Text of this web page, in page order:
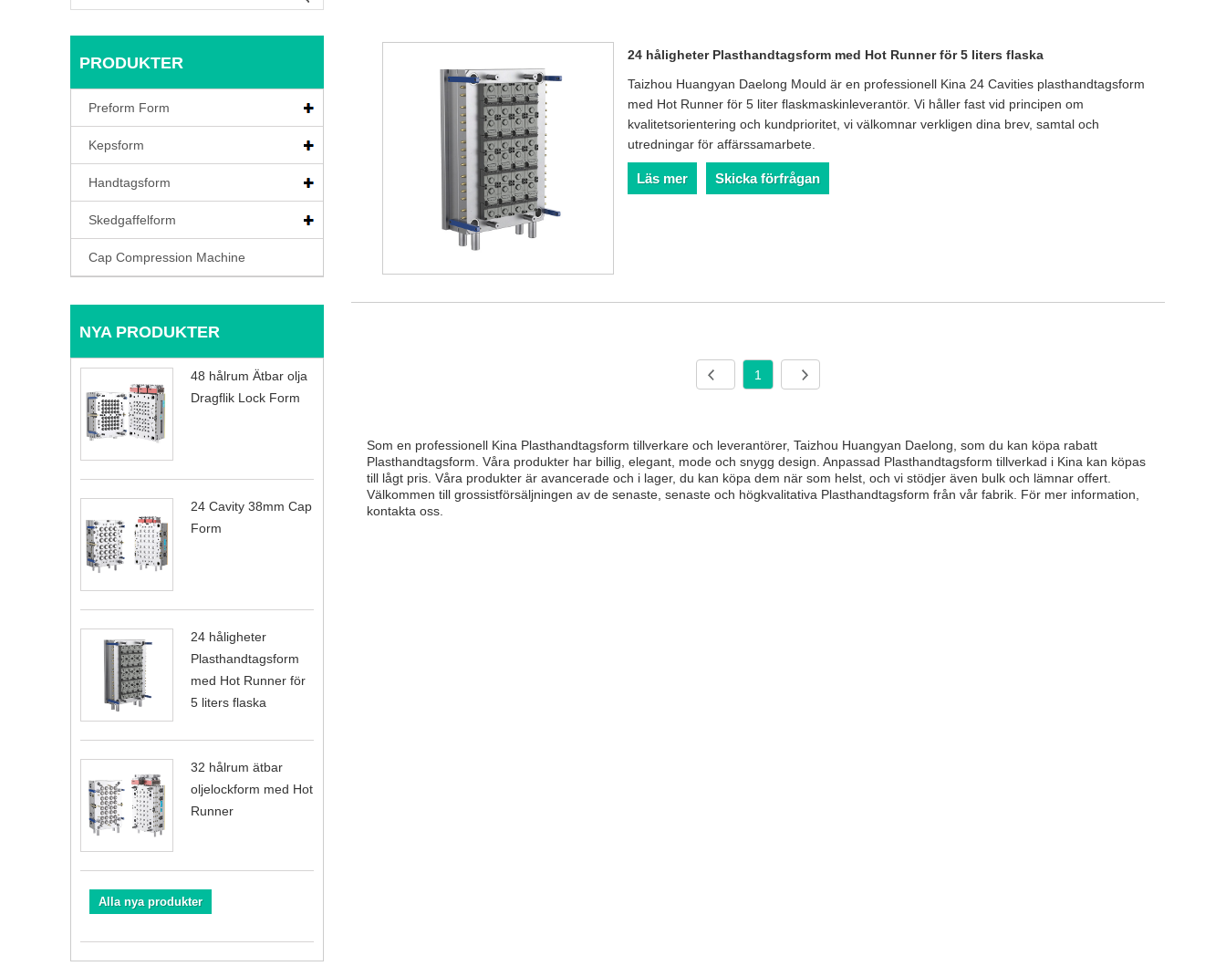
PRODUKTER
Preform Form
Kepsform
Handtagsform
Skedgaffelform
Cap Compression Machine
NYA PRODUKTER
48 hålrum Ätbar olja
Dragflik Lock Form
24 Cavity 38mm Cap
Form
24 håligheter
Plasthandtagsform
med Hot Runner för
5 liters flaska
32 hålrum ätbar
oljelockform med Hot
Runner
Alla nya produkter
24 håligheter Plasthandtagsform med Hot Runner för 5 liters flaska
Taizhou Huangyan Daelong Mould är en professionell Kina 24 Cavities plasthandtagsform
med Hot Runner för 5 liter flaskmaskinleverantör. Vi håller fast vid principen om
kvalitetsorientering och kundprioritet, vi välkomnar verkligen dina brev, samtal och
utredningar för affärssamarbete.
Läs mer Skicka förfrågan
1
Som en professionell Kina Plasthandtagsform tillverkare och leverantörer, Taizhou Huangyan Daelong, som du kan köpa rabatt
Plasthandtagsform. Våra produkter har billig, elegant, mode och snygg design. Anpassad Plasthandtagsform tillverkad i Kina kan köpas
till lågt pris. Våra produkter är avancerade och i lager, du kan köpa dem när som helst, och vi stödjer även bulk och lämnar offert.
Välkommen till grossistförsäljningen av de senaste, senaste och högkvalitativa Plasthandtagsform från vår fabrik. För mer information,
kontakta oss.